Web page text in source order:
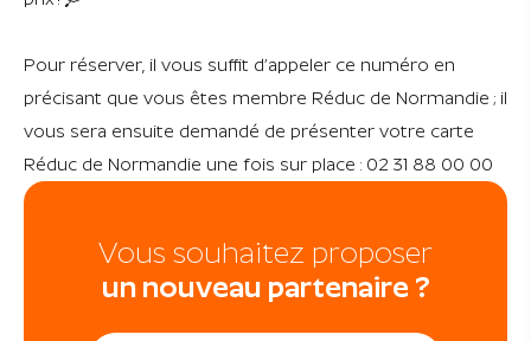
Pour réserver, il vous suffit d’appeler ce numéro en
précisant que vous êtes membre Réduc de Normandie ; il
vous sera ensuite demandé de présenter votre carte
Réduc de Normandie une fois sur place : 02 31 88 00 00
Vous souhaitez proposer
un nouveau partenaire ?